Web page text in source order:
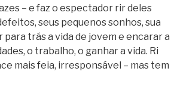
– e faz o espectador rir deles
seus pequenos sonhos, sua
trás a vida de jovem e encarar a
o trabalho, o ganhar a vida. Ri
mais feia, irresponsável – mas tem